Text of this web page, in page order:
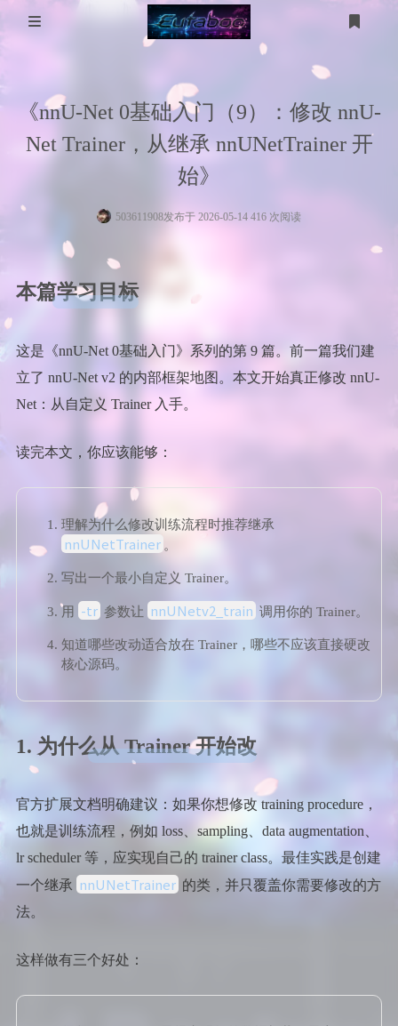
WP美化
服务器
考研计算机
工具箱
gpt-image
友链
《nnU-Net 0基础入门（9）：修改 nnU-
Net Trainer，从继承 nnUNetTrainer 开
始》
503611908发布于 2026-05-14 416 次阅读
本篇学习目标
这是《nnU-Net 0基础入门》系列的第 9 篇。前一篇我们建
立了 nnU-Net v2 的内部框架地图。本文开始真正修改 nnU-
Net：从自定义 Trainer 入手。
读完本文，你应该能够：
理解为什么修改训练流程时推荐继承
nnUNetTrainer 。
写出一个最小自定义 Trainer。
用 -tr 参数让 nnUNetv2_train 调用你的 Trainer。
知道哪些改动适合放在 Trainer，哪些不应该直接硬改
核心源码。
1. 为什么从 Trainer 开始改
官方扩展文档明确建议：如果你想修改 training procedure，
也就是训练流程，例如 loss、sampling、data augmentation、
lr scheduler 等，应实现自己的 trainer class。最佳实践是创建
一个继承 nnUNetTrainer 的类，并只覆盖你需要修改的方
法。
这样做有三个好处：